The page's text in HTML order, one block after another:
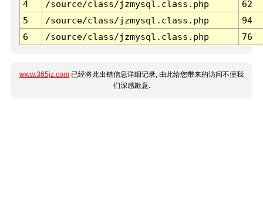
4
/source/class/jzmysql.class.php
62
5
/source/class/jzmysql.class.php
94
6
/source/class/jzmysql.class.php 76
www.365jz.com 已经将此出错信息详细记录, 由此给您带来的访问不便我
们深感歉意.